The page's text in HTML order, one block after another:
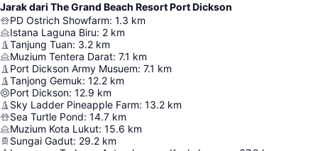
Jarak dari The Grand Beach Resort Port Dickson
PD Ostrich Showfarm: 1.3 km
Istana Laguna Biru: 2 km
Tanjung Tuan: 3.2 km
Muzium Tentera Darat: 7.1 km
Port Dickson Army Musuem: 7.1 km
Tanjong Gemuk: 12.2 km
Port Dickson: 12.9 km
Sky Ladder Pineapple Farm: 13.2 km
Sea Turtle Pond: 14.7 km
Muzium Kota Lukut: 15.6 km
Sungai Gadut: 29.2 km